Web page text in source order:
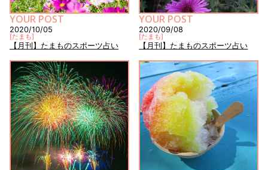
YOUR POST
2020/10/05
[たまも]
【月刊】たまものスポーツ占い
YOUR POST
2020/09/08
[たまも]
【月刊】たまものスポーツ占い